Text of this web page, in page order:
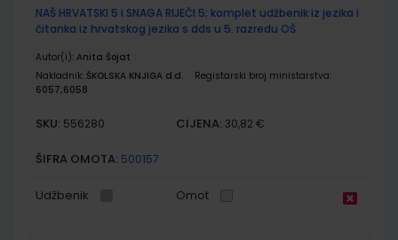
proizvodi
NAŠ HRVATSKI 5 i SNAGA RIJEČI 5; komplet udžbenik iz jezika i
čitanka iz hrvatskog jezika s dds u 5. razredu OŠ
Autor(i): Anita Šojat
Nakladnik: ŠKOLSKA KNJIGA d.d.
Registarski broj ministarstva:
6057;6058
SKU: 556280 CIJENA: 30,82 €
ŠIFRA OMOTA: 500157
Udžbenik Omot